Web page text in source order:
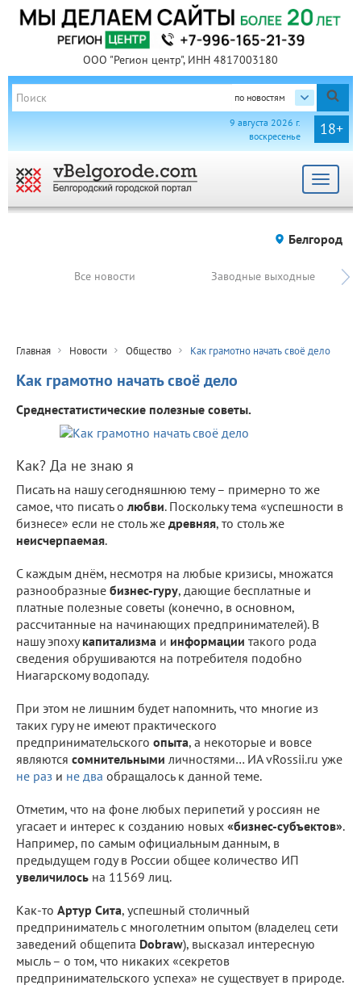
ООО "Регион центр", ИНН 4817003180
по новостям
18+
9 августа 2026 г.
воскресенье
Toggle
Белгород
Все новости Заводные выходные
Главная Новости Общество Как грамотно начать своё дело
Как грамотно начать своё дело
Среднестатистические полезные советы.
Как? Да не знаю я
Писать на нашу сегодняшнюю тему – примерно то же
самое, что писать о любви. Поскольку тема «успешности в
бизнесе» если не столь же древняя, то столь же
неисчерпаемая.
С каждым днём, несмотря на любые кризисы, множатся
разнообразные бизнес-гуру, дающие бесплатные и
платные полезные советы (конечно, в основном,
рассчитанные на начинающих предпринимателей). В
нашу эпохукапитализма и информации такого рода
сведения обрушиваются на потребителя подобно
Ниагарскому водопаду.
При этом не лишним будет напомнить, что многие из
таких гуру не имеют практического
предпринимательского опыта, а некоторые и вовсе
являются сомнительными личностями… ИА vRossii.ru уже
не раз и не два обращалось к данной теме.
Отметим, что на фоне любых перипетий у россиян не
угасает и интерес к созданию новых «бизнес-субъектов».
Например, по самым официальным данным, в
предыдущем году в России общее количество ИП
увеличилось на 11569 лиц.
Как-то Артур Сита, успешный столичный
предприниматель с многолетним опытом (владелец сети
заведений общепита Dobraw), высказал интересную
мысль – о том, что никаких «секретов
предпринимательского успеха» не существует в природе.